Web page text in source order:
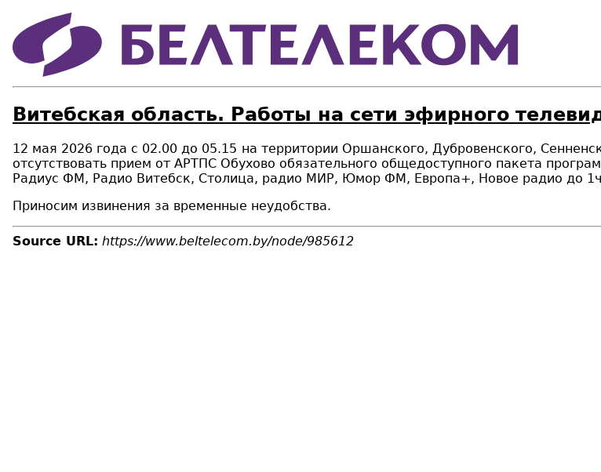
Витебская область. Работы на сети эфирного
12 мая 2026 года с 02.00 до 05.15 на территории Оршанского, Дубровенского,
отсутствовать прием от АРТПС Обухово обязательного общедоступного пакета
Радиус ФМ, Радио Витебск, Столица, радио МИР, Юмор ФМ, Европа+, Новое радио до
Приносим извинения за временные неудобства.
Source URL: https://www.beltelecom.by/node/985612